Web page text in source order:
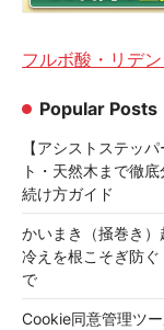
フルボ酸・リデ
Popular Posts
【アシストステッ
ト・天然木まで徹
続け方ガイド
かいまき（掻巻き）
冷えを根こそぎ防
で
Cookie同意管理ツ